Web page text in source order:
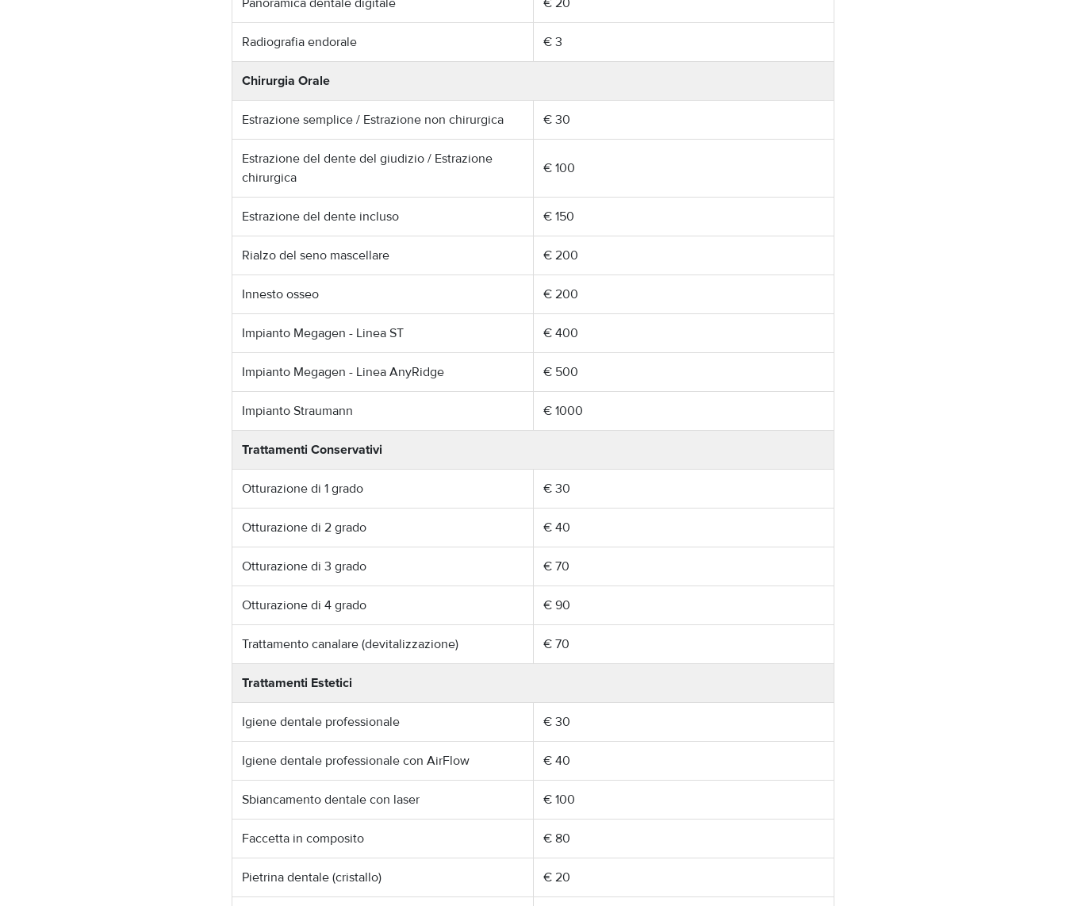
Panoramica dentale digitale € 20
Radiografia endorale € 3
Chirurgia Orale
Estrazione semplice / Estrazione non chirurgica € 30
Estrazione del dente del giudizio / Estrazione
chirurgica
€ 100
Estrazione del dente incluso € 150
Rialzo del seno mascellare € 200
Innesto osseo € 200
Impianto Megagen - Linea ST € 400
Impianto Megagen - Linea AnyRidge € 500
Impianto Straumann € 1000
Trattamenti Conservativi
Otturazione di 1 grado € 30
Otturazione di 2 grado € 40
Otturazione di 3 grado € 70
Otturazione di 4 grado € 90
Trattamento canalare (devitalizzazione) € 70
Trattamenti Estetici
Igiene dentale professionale € 30
Igiene dentale professionale con AirFlow € 40
Sbiancamento dentale con laser € 100
Faccetta in composito € 80
Pietrina dentale (cristallo) € 20